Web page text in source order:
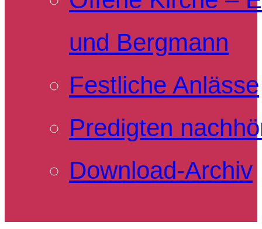
und Bergmann
Festliche Anlässe
Predigten
Download-Archiv